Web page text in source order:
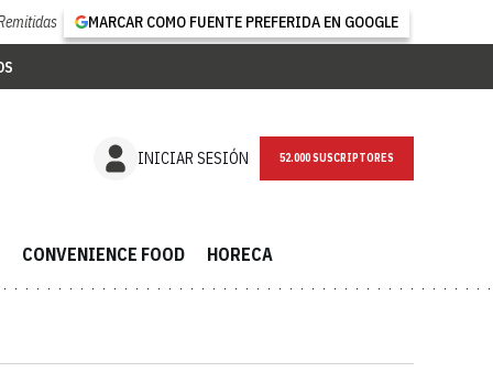
MARCAR COMO FUENTE PREFERIDA EN GOOGLE
INICIAR SESIÓN NEWSLETTER
CONVENIENCE FOOD HORECA